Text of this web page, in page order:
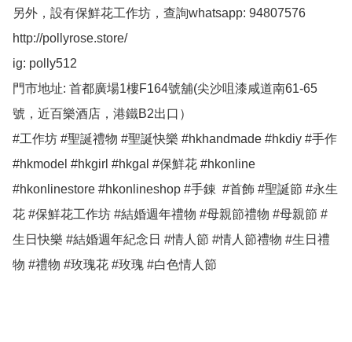
另外，設有保鮮花工作坊，查詢whatsapp: 94807576
http://pollyrose.store/
ig: polly512
門市地址: 首都廣場1樓F164號舖(尖沙咀漆咸道南61-65
號，近百樂酒店，港鐵B2出口）
#工作坊 #聖誕禮物 #聖誕快樂 #hkhandmade #hkdiy #手作
#hkmodel #hkgirl #hkgal #保鮮花 #hkonline
#hkonlinestore #hkonlineshop #手錬  #首飾 #聖誕節 #永生
花 #保鮮花工作坊 #結婚週年禮物 #母親節禮物 #母親節 #
生日快樂 #結婚週年紀念日 #情人節 #情人節禮物 #生日禮
物 #禮物 #玫瑰花 #玫瑰 #白色情人節